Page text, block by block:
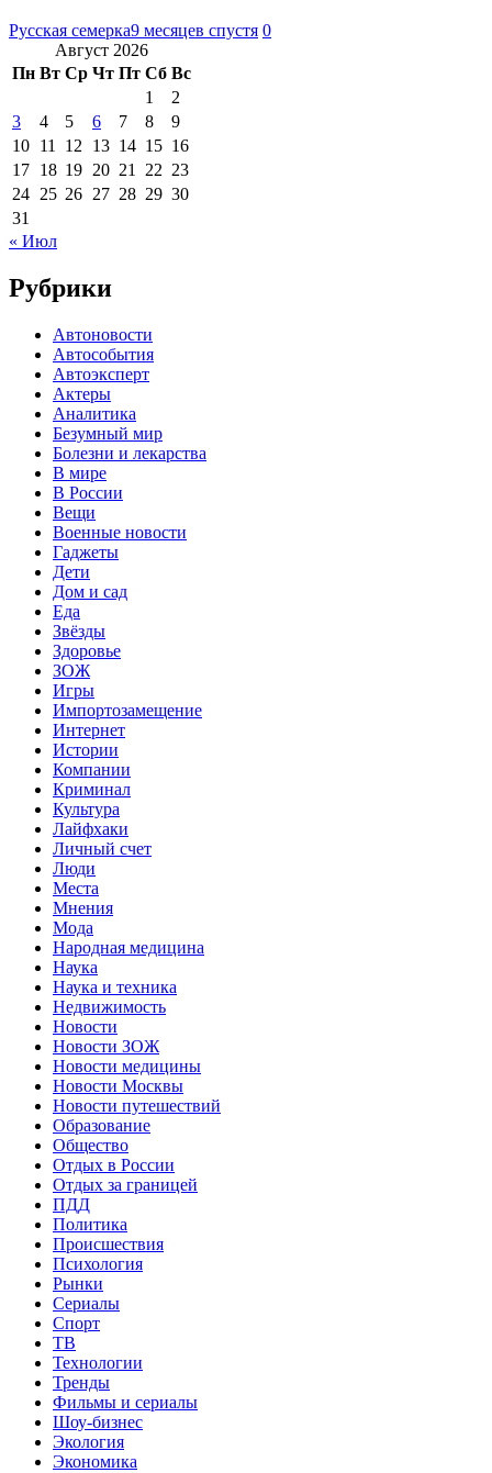
Русская семерка9 месяцев спустя 0
Август 2026
Пн Вт Ср Чт Пт Сб Вс
1
2
3
4 5 6 7 8
9
10 11 12 13 14 15 16
17 18 19 20 21 22 23
24 25 26 27 28 29 30
31
« Июл
Рубрики
Автоновости
Автособытия
Автоэксперт
Актеры
Аналитика
Безумный мир
Болезни и лекарства
В мире
В России
Вещи
Военные новости
Гаджеты
Дети
Дом и сад
Еда
Звёзды
Здоровье
ЗОЖ
Игры
Импортозамещение
Интернет
Истории
Компании
Криминал
Культура
Лайфхаки
Личный счет
Люди
Места
Мнения
Мода
Народная медицина
Наука
Наука и техника
Недвижимость
Новости
Новости ЗОЖ
Новости медицины
Новости Москвы
Новости путешествий
Образование
Общество
Отдых в России
Отдых за границей
ПДД
Политика
Происшествия
Психология
Рынки
Сериалы
Спорт
ТВ
Технологии
Тренды
Фильмы и сериалы
Шоу-бизнес
Экология
Экономика